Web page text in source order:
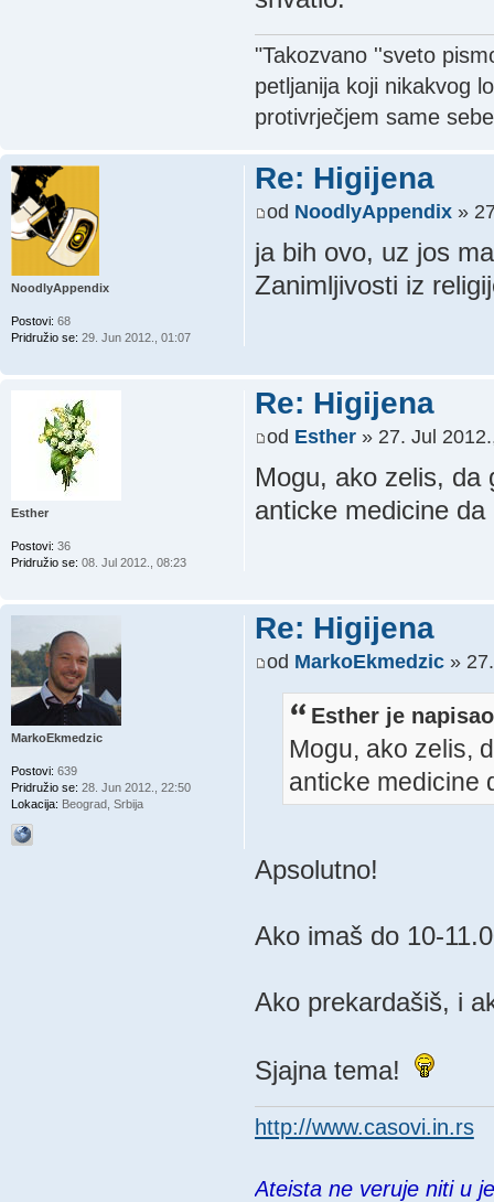
"Takozvano ''sveto
petljanija koji nikakvog
protivrječjem same
Re: Higijena
od NoodlyAppendix»
ja bih ovo, uz jos
Zanimljivosti iz
NoodlyAppendix
Postovi: 68
Pridružio se: 29. Jun 2012., 01:07
Re: Higijena
od Esther» 27. Jul
Mogu, ako zelis, da
anticke medicine
Esther
Postovi: 36
Pridružio se: 08. Jul 2012., 08:23
Re: Higijena
od MarkoEkmedzic»
Esther je
Mogu, ako zelis,
anticke medicine
Apsolutno!
Ako imaš do 10-
Ako prekardašiš, i
Sjajna tema!
http://www.casovi.in.rs
Ateista ne veruje niti u
MarkoEkmedzic
Postovi: 639
Pridružio se: 28. Jun 2012., 22:50
Lokacija: Beograd, Srbija